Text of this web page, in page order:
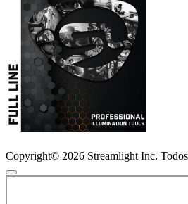
Copyright© 2026 Streamlight Inc. Todos